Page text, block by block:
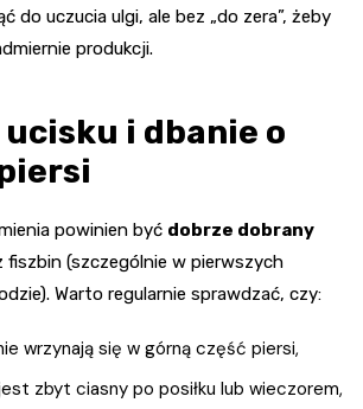
do uczucia ulgi, ale bez „do zera”, żeby
produkcji.
i dbanie o
powinien być dobrze dobrany
fiszbin (szczególnie w pierwszych
Warto regularnie sprawdzać, czy:
wrzynają się w górną część piersi,
zbyt ciasny po posiłku lub wieczorem,